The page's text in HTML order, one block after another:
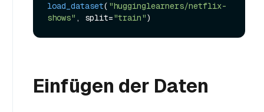
load_dataset( "hugginglearners/netflix-
shows" , split="train"
Einfügen der Daten